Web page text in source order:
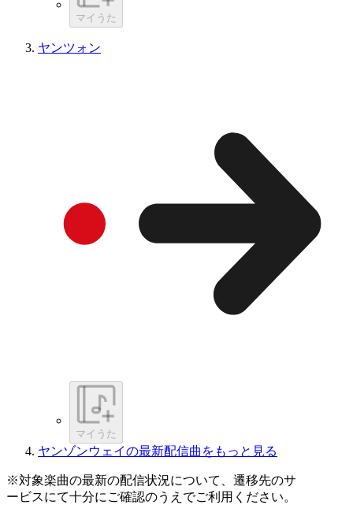
マイうた
ヤンツォン
マイうた
ヤンゾンウェイの最新配信曲をもっと見る
※対象楽曲の最新の配信状況について、遷移先のサ
ービスにて十分にご確認のうえでご利用ください。